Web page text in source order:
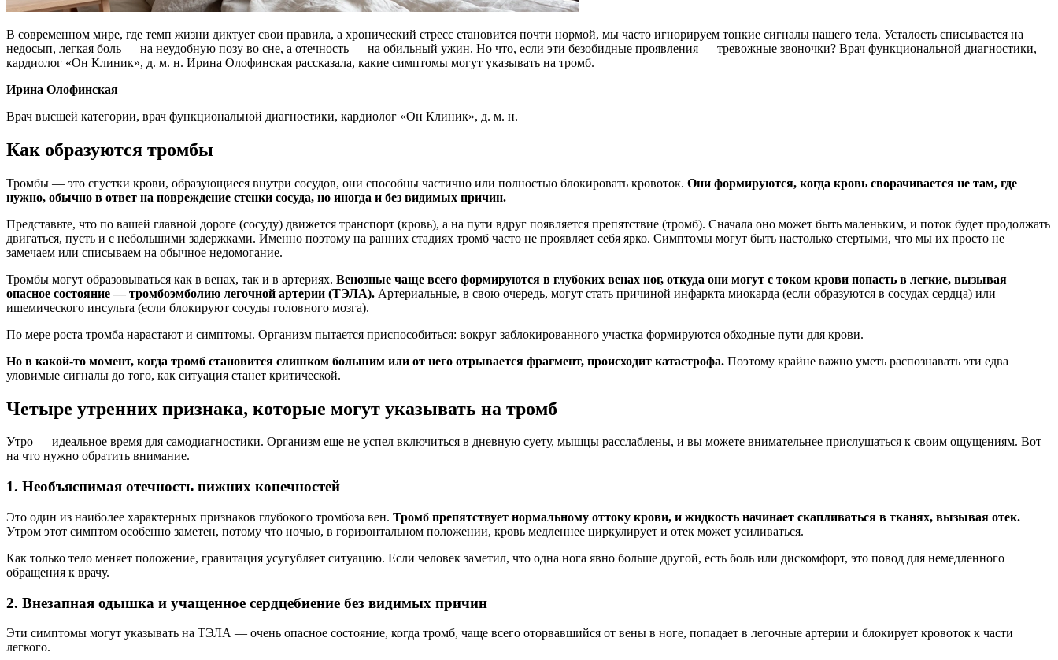
В современном мире, где темп жизни диктует свои правила, а хронический стресс становится почти нормой, мы часто игнорируем тонкие сигналы нашего тела. Усталость списывается на
недосып, легкая боль — на неудобную позу во сне, а отечность — на обильный ужин. Но что, если эти безобидные проявления — тревожные звоночки? Врач функциональной диагностики,
кардиолог «Он Клиник», д. м. н. Ирина Олофинская рассказала, какие симптомы могут указывать на тромб.
Ирина Олофинская
Врач высшей категории, врач функциональной диагностики, кардиолог «Он Клиник», д. м. н.
Как образуются тромбы
Тромбы — это сгустки крови, образующиеся внутри сосудов, они способны частично или полностью блокировать кровоток. Они формируются, когда кровь сворачивается не там, где
нужно, обычно в ответ на повреждение стенки сосуда, но иногда и без видимых причин.
Представьте, что по вашей главной дороге (сосуду) движется транспорт (кровь), а на пути вдруг появляется препятствие (тромб). Сначала оно может быть маленьким, и поток будет продолжать
двигаться, пусть и с небольшими задержками. Именно поэтому на ранних стадиях тромб часто не проявляет себя ярко. Симптомы могут быть настолько стертыми, что мы их просто не
замечаем или списываем на обычное недомогание.
Тромбы могут образовываться как в венах, так и в артериях. Венозные чаще всего формируются в глубоких венах ног, откуда они могут с током крови попасть в легкие, вызывая
опасное состояние —тромбоэмболию легочной артерии (ТЭЛА). Артериальные, в свою очередь, могут стать причиной инфаркта миокарда (если образуются в сосудах сердца) или
ишемического инсульта (если блокируют сосуды головного мозга).
По мере роста тромба нарастают и симптомы. Организм пытается приспособиться: вокруг заблокированного участка формируются обходные пути для крови.
Но в какой-то момент, когда тромб становится слишком большим или от него отрывается фрагмент, происходит катастрофа. Поэтому крайне важно уметь распознавать эти едва
уловимые сигналы до того, как ситуация станет критической.
Четыре утренних признака, которые могут указывать на тромб
Утро — идеальное время для самодиагностики. Организм еще не успел включиться в дневную суету, мышцы расслаблены, и вы можете внимательнее прислушаться к своим ощущениям. Вот
на что нужно обратить внимание.
1. Необъяснимая отечность нижних конечностей
Это один из наиболее характерных признаков глубокого тромбоза вен. Тромб препятствует нормальному оттоку крови, и жидкость начинает скапливаться в тканях, вызывая отек.
Утром этот симптом особенно заметен, потому что ночью, в горизонтальном положении, кровь медленнее циркулирует и отек может усиливаться.
Как только тело меняет положение, гравитация усугубляет ситуацию. Если человек заметил, что одна нога явно больше другой, есть боль или дискомфорт, это повод для немедленного
обращения к врачу.
2. Внезапная одышка и учащенное сердцебиение без видимых причин
Эти симптомы могут указывать на ТЭЛА — очень опасное состояние, когда тромб, чаще всего оторвавшийся от вены в ноге, попадает в легочные артерии и блокирует кровоток к части
легкого.